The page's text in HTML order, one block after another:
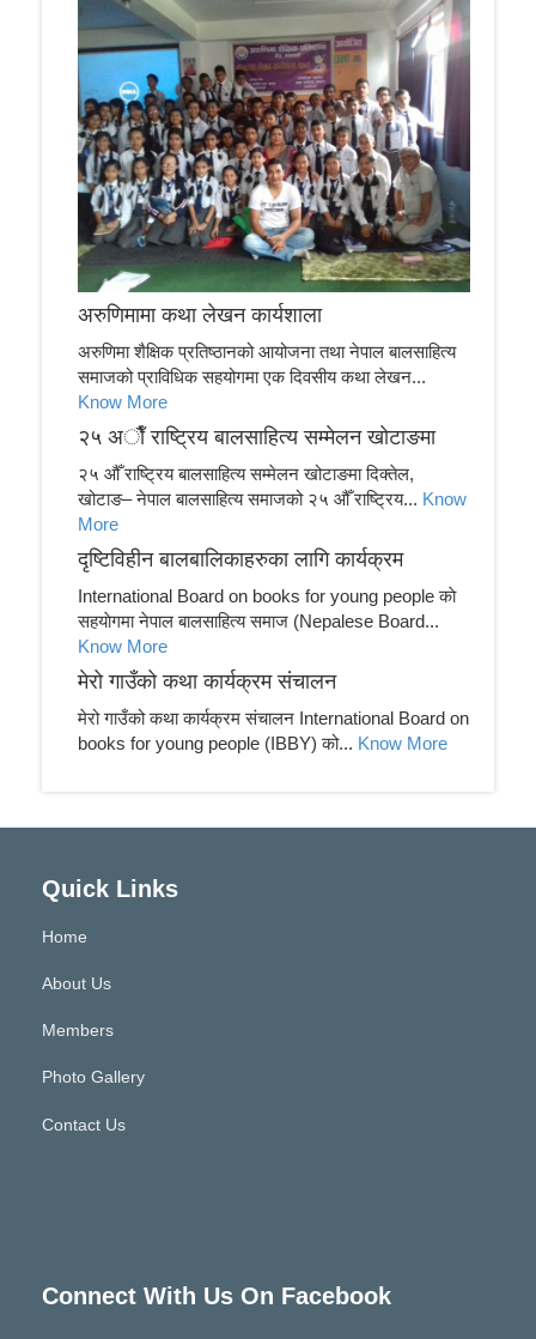
अरुणिमामा कथा लेखन कार्यशाला
अरुणिमा शैक्षिक प्रतिष्ठानको आयोजना तथा नेपाल बालसाहित्य
समाजको प्राविधिक सहयोगमा एक दिवसीय कथा लेखन...
Know More
२५ अाैँ राष्ट्रिय बालसाहित्य सम्मेलन खाेटाङमा
२५ औँ राष्ट्रिय बालसाहित्य सम्मेलन खोटाङमा दिक्तेल,
खोटाङ– नेपाल बालसाहित्य समाजको २५ औँ राष्ट्रिय... Know
More
दृष्टिविहीन बालबालिकाहरुका लागि कार्यक्रम
International Board on books for young people काे
सहयाेगमा नेपाल बालसाहित्य समाज (Nepalese Board...
Know More
मेरो गाउँको कथा कार्यक्रम संचालन
मेरो गाउँको कथा कार्यक्रम संचालन International Board on
books for young people (IBBY) को... Know More
Quick Links
Home
About Us
Members
Photo Gallery
Contact Us
Connect With Us On Facebook